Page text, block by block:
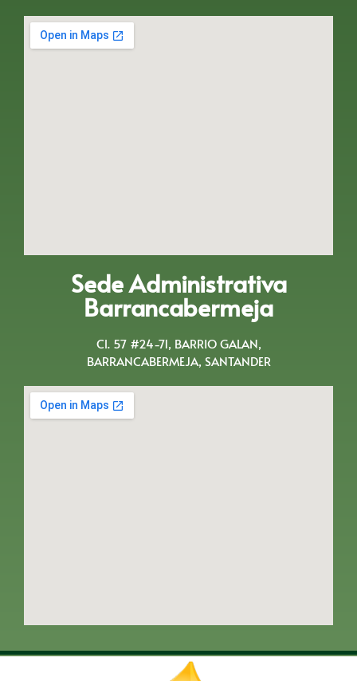
Sede Administrativa
Barrancabermeja
Cl. 57 #24-71, BARRIO GALAN,
BARRANCABERMEJA, SANTANDER